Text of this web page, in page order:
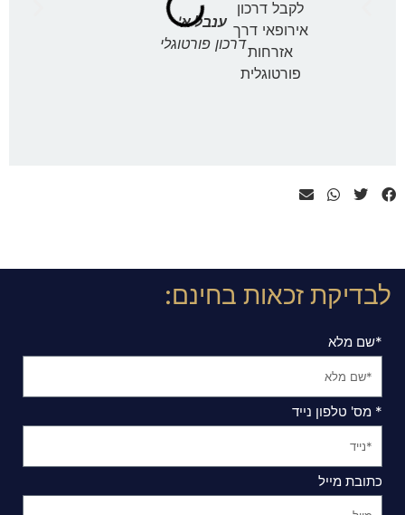
ענבל א'
דרכון פורטוגלי
לבדיקת זכאות בחינם:
*שם מלא
* מס' טלפון נייד
כתובת מייל